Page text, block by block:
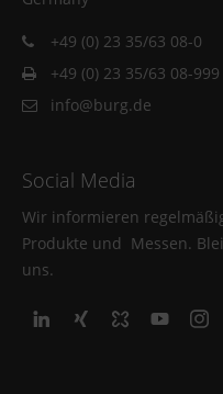
+49 (0) 23 35/63 08-0
+49 (0) 23 35/63 08-999
info@burg.de
Social Media
Wir informieren
Produkte und Messen.
uns.